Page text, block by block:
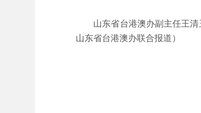
山东省台港澳办副主任王清
山东省台港澳办联合报道）